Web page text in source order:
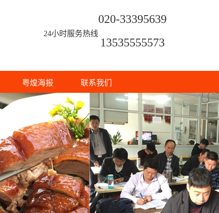
24小时服务热线
020-33395639
13535555573
粤煌海报 联系我们